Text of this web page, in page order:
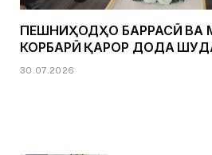
ПЕШНИҲОДҲО БАРРАСӢ ВА
КОРБАРӢ ҚАРОР ДОДА
30.07.2026